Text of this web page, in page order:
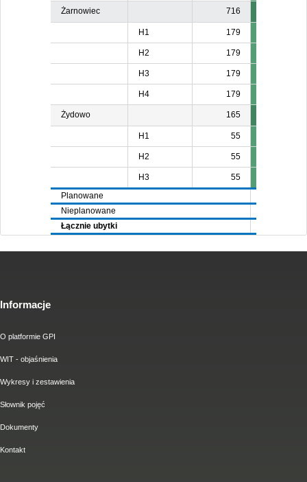
Żarnowiec 716
H1 179
H2 179
H3 179
H4 179
Żydowo 165
H1 55
H2 55
H3
55
Planowane
Nieplanowane
Łącznie ubytki
Informacje
O platformie GPI
WIT - objaśnienia
Wykresy i zestawienia
Słownik pojęć
Dokumenty
Kontakt